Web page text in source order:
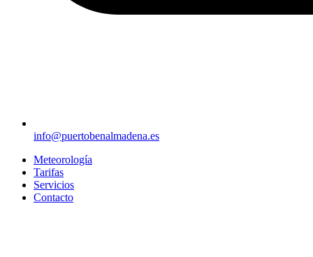
info@puertobenalmadena.es
Meteorología
Tarifas
Servicios
Contacto